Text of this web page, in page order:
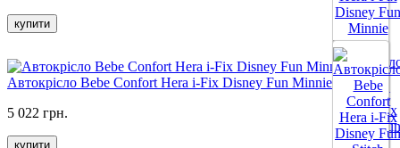
купити
Автокрісло Bebe Confort Hera i-Fix Disney Fun Minnie
5 022 грн.
купити